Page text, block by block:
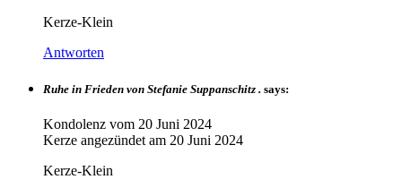
Kerze-Klein
Antworten
Ruhe in Frieden von Stefanie Suppanschitz . says:
Kondolenz vom 20 Juni 2024
Kerze angezündet am 20 Juni 2024
Kerze-Klein